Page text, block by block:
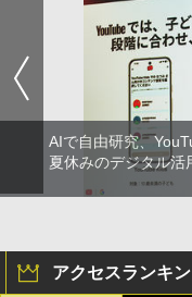
AIで自由研究、
夏休みのデジタル活
アクセスランキ